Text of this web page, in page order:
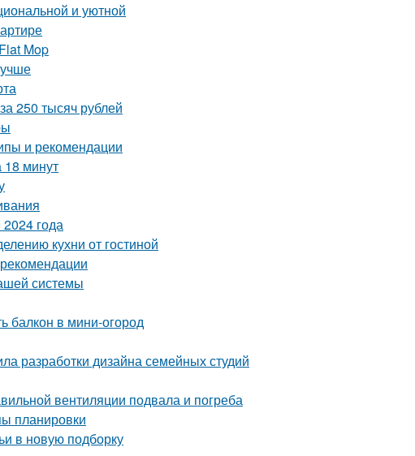
и уютной
Mop
250 тысяч рублей
и рекомендации
18 минут
года
кухни от гостиной
системы
балкон в мини-огород
разработки дизайна семейных студий
вентиляции подвала и погреба
планировки
в новую подборку